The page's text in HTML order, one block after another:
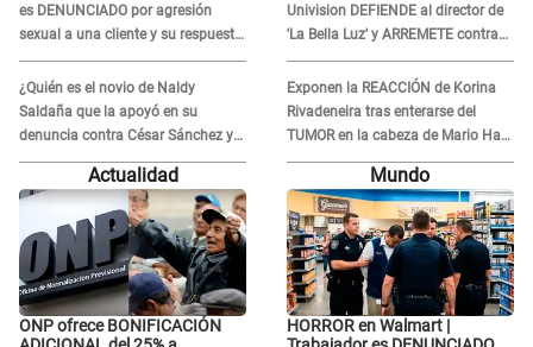
es DENUNCIADO por agresión
sexual a una cliente y su respuesta
INDIGNÓ A TODOS
¿Quién es el novio de Naldy
Saldaña que la apoyó en su
denuncia contra César Sánchez y
confrontó al dueño de 'La Bella
Univision DEFIENDE al director de
'La Bella Luz' y ARREMETE contra
Naldy Saldaña: “Muchas
amantes...”
Exponen la REACCIÓN de Korina
Rivadeneira tras enterarse del
TUMOR en la cabeza de Mario Hart:
"Ella estaba muy..."
Actualidad
ONP ofrece BONIFICACIÓN
Mundo
HORROR en Walmart |